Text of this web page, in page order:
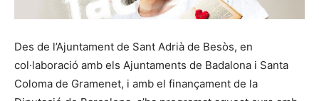
Des de l’Ajuntament de Sant Adrià de Besòs, en
col·laboració amb els Ajuntaments de Badalona i Santa
Coloma de Gramenet, i amb el finançament de la